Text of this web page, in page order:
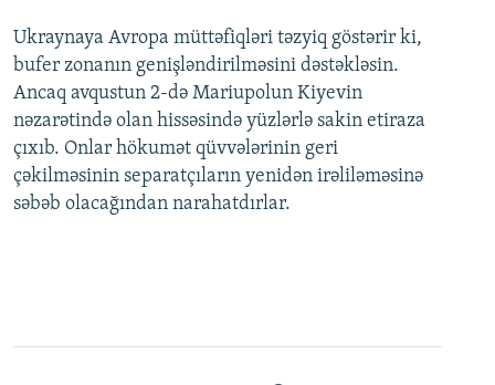
Ukraynaya Avropa müttəfiqləri təzyiq göstərir ki,
bufer zonanın genişləndirilməsini dəstəkləsin.
Ancaq avqustun 2-də Mariupolun Kiyevin
nəzarətində olan hissəsində yüzlərlə sakin etiraza
çıxıb. Onlar hökumət qüvvələrinin geri
çəkilməsinin separatçıların yenidən irəliləməsinə
səbəb olacağından narahatdırlar.